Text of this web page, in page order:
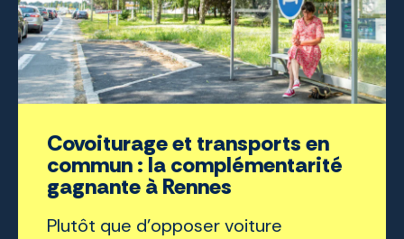
Covoiturage et transports en
commun : la complémentarité
gagnante à Rennes
Plutôt que d’opposer voiture